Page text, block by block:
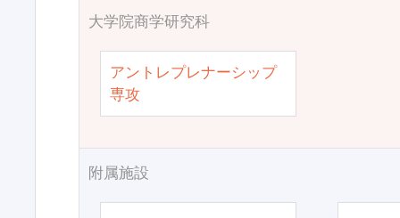
大学院商学研究科
アントレプレナーシップ
専攻
附属施設